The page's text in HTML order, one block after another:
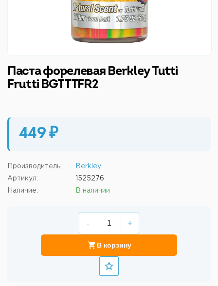
Паста форелевая Berkley Tutti
Frutti BGTTTFR2
449 ₽
Производитель: Berkley
Артикул: 1525276
Наличие: В наличии
- +
В корзину